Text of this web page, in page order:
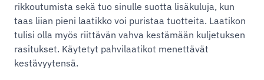
rikkoutumista sekä tuo sinulle suotta lisäkuluja, kun
taas liian pieni laatikko voi puristaa tuotteita. Laatikon
tulisi olla myös riittävän vahva kestämään kuljetuksen
rasitukset. Käytetyt pahvilaatikot menettävät
kestävyytensä.